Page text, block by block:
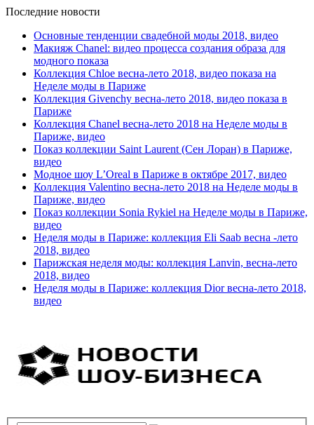
Последние новости
Основные тенденции свадебной моды 2018, видео
Макияж Chanel: видео процесса создания образа для
модного показа
Коллекция Chloe весна-лето 2018, видео показа на
Неделе моды в Париже
Коллекция Givenchy весна-лето 2018, видео показа в
Париже
Коллекция Chanel весна-лето 2018 на Неделе моды в
Париже, видео
Показ коллекции Saint Laurent (Сен Лоран) в Париже,
видео
Модное шоу L’Oreal в Париже в октябре 2017, видео
Коллекция Valentino весна-лето 2018 на Неделе моды в
Париже, видео
Показ коллекции Sonia Rykiel на Неделе моды в Париже,
видео
Неделя моды в Париже: коллекция Eli Saab весна -лето
2018, видео
Парижская неделя моды: коллекция Lanvin, весна-лето
2018, видео
Неделя моды в Париже: коллекция Dior весна-лето 2018,
видео